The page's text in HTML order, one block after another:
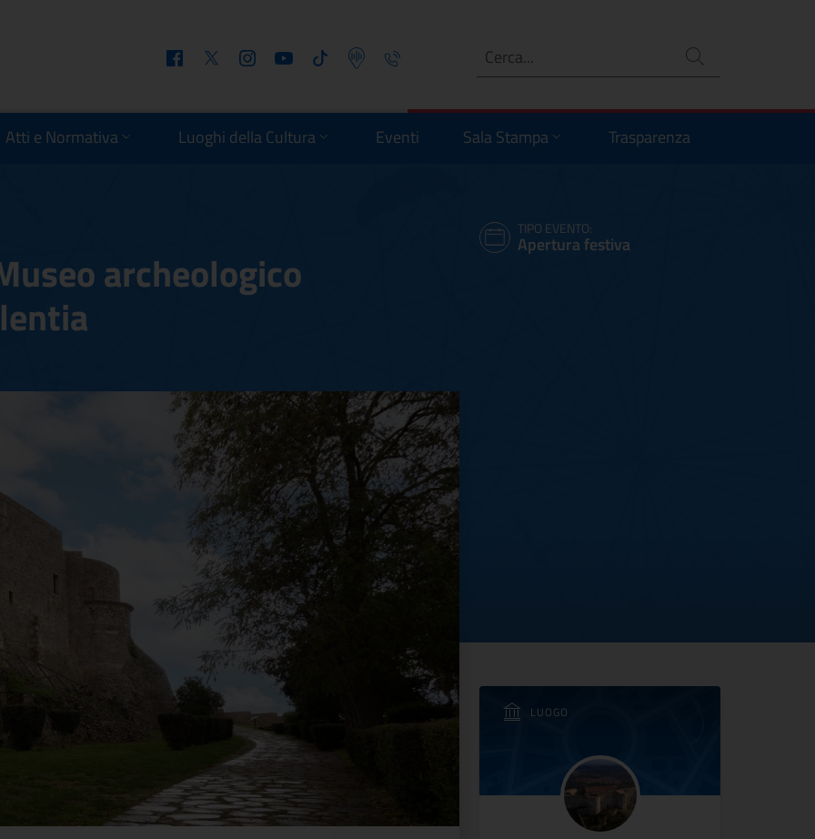
FacebookTwitter InstagramYoutube Tiktok Podcast Telefono Ricerca
Atti e Normativa Luoghi della Cultura Eventi Sala Stampa Trasparenza
archeologico
TIPO EVENTO:
Apertura festiva
Museo archeologico nazionale di Vibo
LUOGO